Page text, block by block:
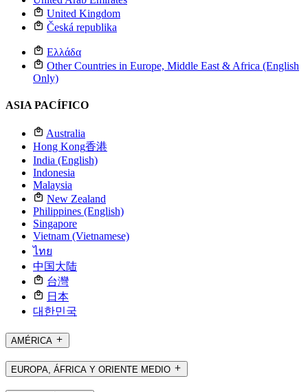
United Kingdom
Česká republika
Ελλάδα
Other Countries in Europe, Middle East & Africa (English
Only)
ASIA PACÍFICO
Australia
Hong Kong香港
India (English)
Indonesia
Malaysia
New Zealand
Philippines (English)
Singapore
Vietnam (Vietnamese)
ไทย
中国大陆
台灣
日本
대한민국
AMÉRICA
EUROPA, ÁFRICA Y ORIENTE MEDIO